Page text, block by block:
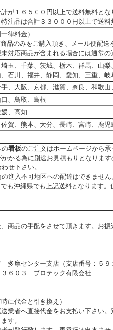
が１６５００円以上で送料無料とな
注品は合計３３０００円以上で送料
律料金）
品のみをご購入頂き、メール便配送
対応商品が含まれる場合には通常の
玉、千葉、茨城、栃木、群馬、山梨
石川、福井、静岡、愛知、三重、岐
、大阪、京都、滋賀、奈良、和歌山
、鳥取、島根
、高知
賀、熊本、大分、長崎、宮崎、鹿児
の看板のご注文はホームページから
かる為に別途お見積もりとなりま
せ下さい。
進入不可地区への配達はできません
も沖縄県でも上記送料となります。
商品の手配をさせて頂きます。お振
多摩センター支店（支店番号：５９
３６０３ プロテック有限会社
時に代金と引き換え）
業者へ直接代金をお支払い下さい。
す。